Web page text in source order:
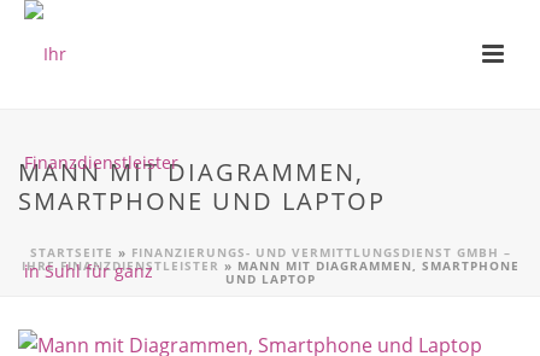
MANN MIT DIAGRAMMEN,
SMARTPHONE UND LAPTOP
STARTSEITE » FINANZIERUNGS- UND VERMITTLUNGSDIENST GMBH –
IHRE FINANZDIENSTLEISTER » MANN MIT DIAGRAMMEN, SMARTPHONE
UND LAPTOP